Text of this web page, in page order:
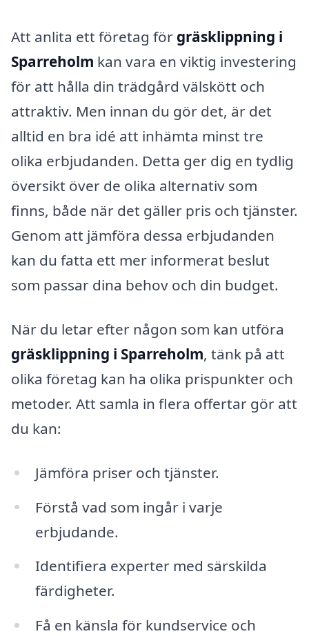
Att anlita ett företag för gräsklippning i
Sparreholm kan vara en viktig investering
för att hålla din trädgård välskött och
attraktiv. Men innan du gör det, är det
alltid en bra idé att inhämta minst tre
olika erbjudanden. Detta ger dig en tydlig
översikt över de olika alternativ som
finns, både när det gäller pris och tjänster.
Genom att jämföra dessa erbjudanden
kan du fatta ett mer informerat beslut
som passar dina behov och din budget.
När du letar efter någon som kan utföra
gräsklippning i Sparreholm, tänk på att
olika företag kan ha olika prispunkter och
metoder. Att samla in flera offertar gör att
du kan:
Jämföra priser och tjänster.
Förstå vad som ingår i varje
erbjudande.
Identifiera experter med särskilda
färdigheter.
Få en känsla för kundservice och